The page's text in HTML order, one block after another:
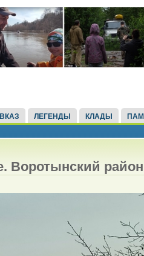
ЛЕГЕНДЫ КЛАДЫ
Воротынский